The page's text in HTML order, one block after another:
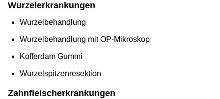
Wurzelerkrankungen
Wurzelbehandlung
Wurzelbehandlung mit OP-Mikroskop
Kofferdam Gummi
Wurzelspitzenresektion
Zahnfleischerkrankungen